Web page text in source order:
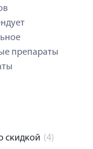
препараты
скидкой (4)